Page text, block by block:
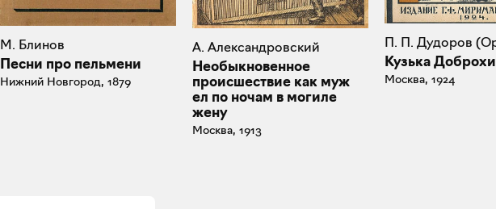
М. Блинов
Песни про пельмени
Нижний Новгород, 1879
А. Александровский
Необыкновенное
происшествие как муж
ел по ночам в могиле
жену
Москва, 1913
П. П. Дудоров
Кузька
Москва, 1924